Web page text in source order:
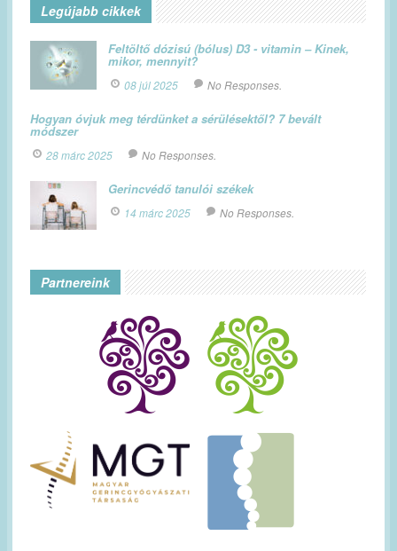
Legújabb cikkek
Feltöltő dózisú (bólus) D3 - vitamin – Kinek,
mikor, mennyit?
08 júl 2025 No Responses.
Hogyan óvjuk meg térdünket a sérülésektől? 7 bevált
módszer
28 márc 2025 No Responses.
Gerincvédő tanulói székek
14 márc 2025 No Responses.
Partnereink